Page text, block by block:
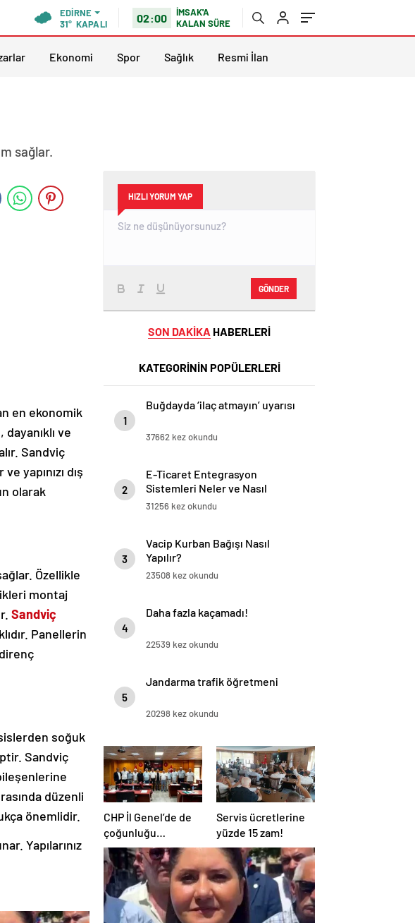
EDIRNE
31° KAPALI 02:00
İMSAK'A
KALAN SÜRE
Ekonomi Spor Sağlık Resmi İlan
sağlar.
en ekonomik
ve
Sandviç
yapınızı dış
olarak
Özellikle
montaj
Sandviç
Panellerin
soğuk
Sandviç
düzenli
önemlidir.
Yapılarınız
HIZLI YORUM YAP
GÖNDER
SON DAKİKA HABERLERİ
KATEGORİNİN POPÜLERLERİ
1
Buğdayda ‘ilaç atmayın’ uyarısı
37662 kez okundu
2
E-Ticaret Entegrasyon
Sistemleri Neler ve Nasıl
Yapılır?
31256 kez okundu
3
Vacip Kurban Bağışı Nasıl
Yapılır?
23508 kez okundu
4
Daha fazla kaçamadı!
22539 kez okundu
5
Jandarma trafik öğretmeni
20298 kez okundu
CHP İl Genel’de de
çoğunluğu
kaybetti!
Servis ücretlerine
yüzde 15 zam!